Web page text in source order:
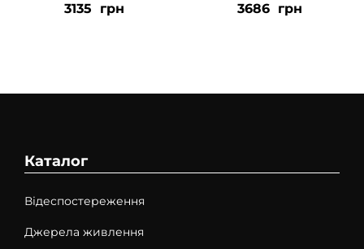
3135 грн 3686 грн
Каталог
Відеспостереження
Джерела живлення